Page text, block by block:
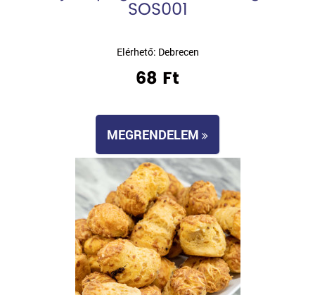
SOS001
Elérhető: Debrecen
68 Ft
MEGRENDELEM